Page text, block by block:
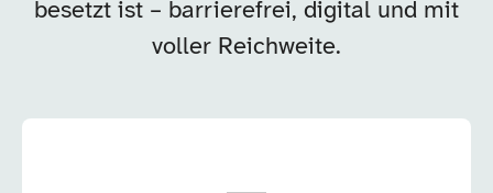
besetzt ist – barrierefrei, digital und mit
voller Reichweite.